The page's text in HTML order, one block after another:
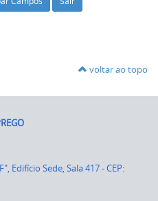
voltar ao topo
Edifício Sede, Sala 417 - CEP: